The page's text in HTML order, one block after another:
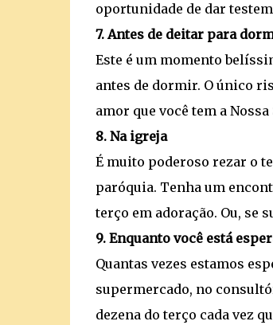
oportunidade de dar
7. Antes de deitar para
Este é um momento
antes de dormir. O único
amor que você tem a
8. Na igreja
É muito poderoso rezar o
paróquia. Tenha um
terço em adoração. Ou, se
9. Enquanto você está
Quantas vezes estamos
supermercado, no
dezena do terço cada vez